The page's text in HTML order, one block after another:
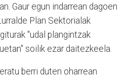
Gaur egun indarrean dagoen
Plan Sektorialak
"udal plangintzak
soilik ezar daitezkeela.
berri duten oharrean